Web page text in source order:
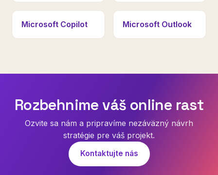
Microsoft Copilot Microsoft Outlook
Rozbehnime váš online rast
Ozvite sa nám a pripravíme nezáväzný návrh
stratégie pre váš projekt.
Kontaktujte nás